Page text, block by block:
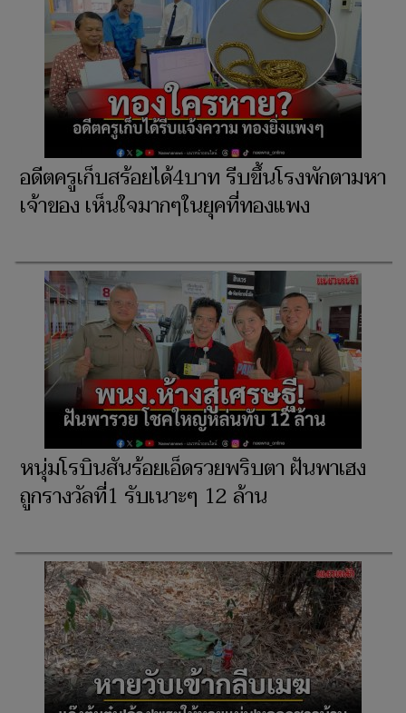
อดีตครูเก็บสร้อยได้4บาท รีบขึ้นโรงพักตามหา
เจ้าของ เห็นใจมากๆในยุคที่ทองแพง
หนุ่มโรบินสันร้อยเอ็ดรวยพริบตา ฝันพาเฮง
ถูกรางวัลที่1 รับเนาะๆ 12 ล้าน